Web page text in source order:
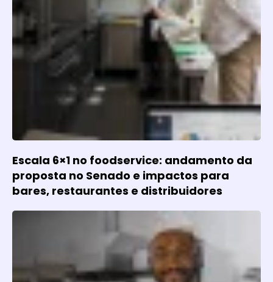
Escala 6×1 no foodservice: andamento da
proposta no Senado e impactos para
bares, restaurantes e distribuidores